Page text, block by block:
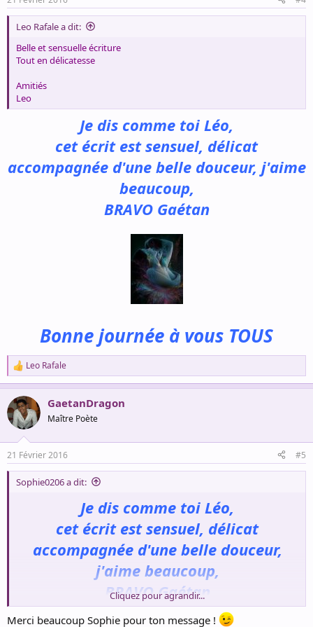
s
:
Leo Rafale a dit:
Belle et sensuelle écriture
Tout en délicatesse
Amitiés
Leo
Je dis comme toi Léo,
cet écrit est sensuel, délicat
accompagnée d'une belle douceur, j'aime
beaucoup,
BRAVO Gaétan
Bonne journée à vous TOUS
R
e
a
c
t
i
s
:
Leo Rafale
GaetanDragon
Maître Poète
21 Février 2016 #5
Sophie0206 a dit:
Je dis comme toi Léo,
cet écrit est sensuel, délicat
accompagnée d'une belle douceur,
j'aime beaucoup,
BRAVO Gaétan
Cliquez pour agrandir...
Merci beaucoup Sophie pour ton message !